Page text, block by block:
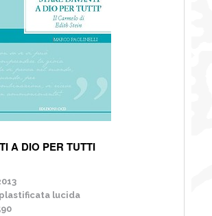
A DIO PER TUTTI
plastificata lucida